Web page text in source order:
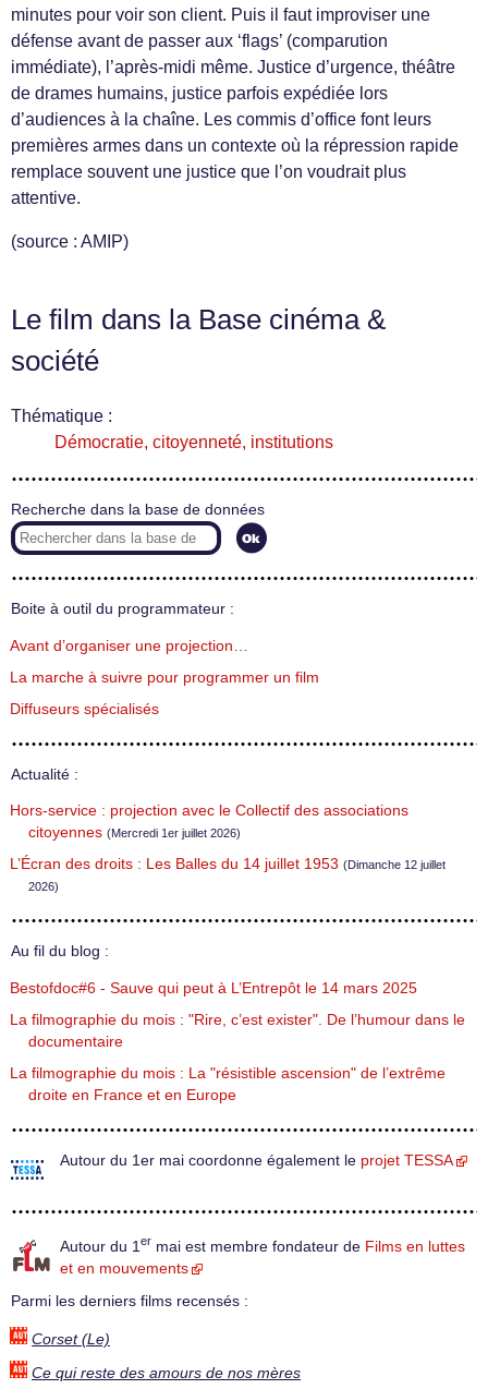
minutes pour voir son client. Puis il faut improviser une
défense avant de passer aux ‘flags’ (comparution
immédiate), l’après-midi même. Justice d’urgence, théâtre
de drames humains, justice parfois expédiée lors
d’audiences à la chaîne. Les commis d’office font leurs
premières armes dans un contexte où la répression rapide
remplace souvent une justice que l’on voudrait plus
attentive.
(source : AMIP)
Le film dans la Base cinéma &
société
Thématique :
Démocratie, citoyenneté, institutions
Recherche dans la base de données
Boite à outil du programmateur :
Avant d’organiser une projection…
La marche à suivre pour programmer un film
Diffuseurs spécialisés
Actualité :
Hors-service : projection avec le Collectif des associations
citoyennes (Mercredi 1er juillet 2026)
L’Écran des droits : Les Balles du 14 juillet 1953 (Dimanche 12 juillet
2026)
Au fil du blog :
Bestofdoc#6 - Sauve qui peut à L’Entrepôt le 14 mars 2025
La filmographie du mois : "Rire, c’est exister". De l’humour dans le
documentaire
La filmographie du mois : La "résistible ascension" de l’extrême
droite en France et en Europe
Autour du 1er mai coordonne également le projet TESSA
Autour du 1 er mai est membre fondateur de Films en luttes
et en mouvements
Parmi les derniers films recensés :
Corset (Le)
Ce qui reste des amours de nos mères